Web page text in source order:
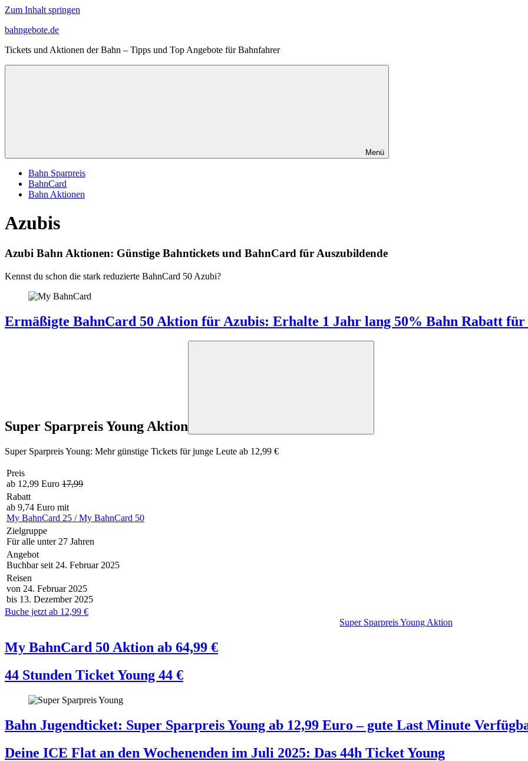
Zum Inhalt springen
bahngebote.de
Tickets und Aktionen der Bahn – Tipps und Top Angebote für Bahnfahrer
Menü
Bahn Sparpreis
BahnCard
Bahn Aktionen
Azubis
Azubi Bahn Aktionen: Günstige Bahntickets und BahnCard für Auszubildende
Kennst du schon die stark reduzierte BahnCard 50 Azubi?
Ermäßigte BahnCard 50 Aktion für Azubis: Erhalte 1 Jahr lang 50% Bahn Rabatt für
Super Sparpreis Young Aktion
Super Sparpreis Young: Mehr günstige Tickets für junge Leute ab 12,99 €
Preis
ab 12,99 Euro 17,99
Rabatt
ab 9,74 Euro mit
My BahnCard 25 / My BahnCard 50
Zielgruppe
Für alle unter 27 Jahren
Angebot
Buchbar seit 24. Februar 2025
Reisen
von 24. Februar 2025
bis 13. Dezember 2025
Buche jetzt ab 12,99 €
Super Sparpreis Young Aktion
My BahnCard 50 Aktion ab 64,99 €
44 Stunden Ticket Young 44 €
Bahn Jugendticket: Super Sparpreis Young ab 12,99 Euro – gute Last Minute
Deine ICE Flat an den Wochenenden im Juli 2025: Das 44h Ticket Young